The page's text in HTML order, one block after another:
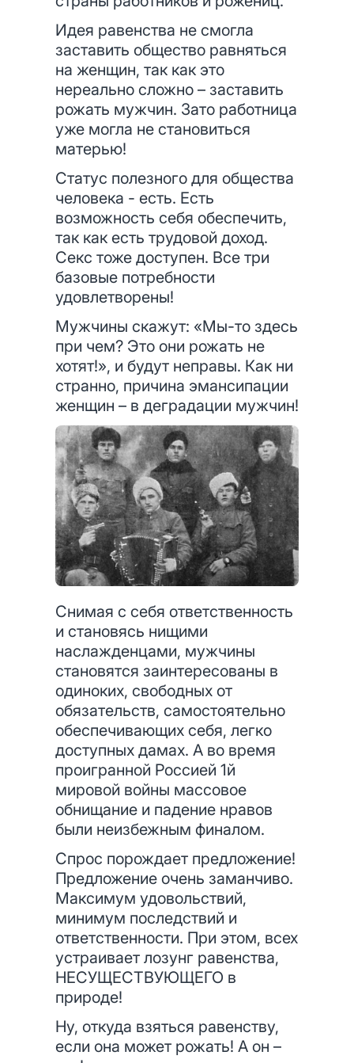
Идея равенства не смогла
заставить общество равняться
на женщин, так как это
нереально сложно – заставить
рожать мужчин. Зато работница
уже могла не становиться
матерью!
Статус полезного для общества
человека - есть. Есть
возможность себя обеспечить,
так как есть трудовой доход.
Секс тоже доступен. Все три
базовые потребности
удовлетворены!
Мужчины скажут: «Мы-то здесь
при чем? Это они рожать не
хотят!», и будут неправы. Как ни
странно, причина эмансипации
женщин – в деградации мужчин!
Снимая с себя ответственность
и становясь нищими
наслажденцами, мужчины
становятся заинтересованы в
одиноких, свободных от
обязательств, самостоятельно
обеспечивающих себя, легко
доступных дамах. А во время
проигранной Россией 1й
мировой войны массовое
обнищание и падение нравов
были неизбежным финалом.
Спрос порождает предложение!
Предложение очень заманчиво.
Максимум удовольствий,
минимум последствий и
ответственности. При этом, всех
устраивает лозунг равенства,
НЕСУЩЕСТВУЮЩЕГО в
природе!
Ну, откуда взяться равенству,
если она может рожать! А он –